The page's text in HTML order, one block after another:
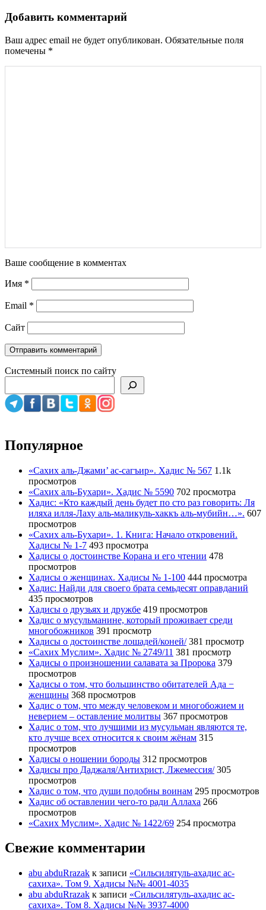
Добавить комментарий
Ваш адрес email не будет опубликован. Обязательные поля
помечены *
Ваше сообщение в комментах
Имя *
Email *
Сайт
Системный поиск по сайту
Популярное
«Сахих аль-Джами’ ас-сагъир». Хадис № 567 1.1k
просмотров
«Сахих аль-Бухари». Хадис № 5590 702 просмотра
Хадис: «Кто каждый день будет по сто раз говорить: Ля
иляха илля-Лаху аль-маликуль-хаккъ аль-мубийн…». 607
просмотров
«Сахих аль-Бухари». 1. Книга: Начало откровений.
Хадисы № 1-7 493 просмотра
Хадисы о достоинстве Корана и его чтении 478
просмотров
Хадисы о женщинах. Хадисы № 1-100 444 просмотра
Хадис: Найди для своего брата семьдесят оправданий
435 просмотров
Хадисы о друзьях и дружбе 419 просмотров
Хадис о мусульманине, который проживает среди
многобожников 391 просмотр
Хадисы о достоинстве лошадей/коней/ 381 просмотр
«Сахих Муслим». Хадис № 2749/11 381 просмотр
Хадисы о произношении салавата за Пророка 379
просмотров
Хадисы о том, что большинство обитателей Ада −
женщины 368 просмотров
Хадис о том, что между человеком и многобожием и
неверием – оставление молитвы 367 просмотров
Хадис о том, что лучшими из мусульман являются те,
кто лучше всех относится к своим жёнам 315
просмотров
Хадисы о ношении бороды 312 просмотров
Хадисы про Даджаля/Антихрист, Лжемессия/ 305
просмотров
Хадис о том, что души подобны воинам 295 просмотров
Хадис об оставлении чего-то ради Аллаха 266
просмотров
«Сахих Муслим». Хадис № 1422/69 254 просмотра
Свежие комментарии
abu abduRrazak к записи «Сильсилятуль-ахадис ас-
сахиха». Том 9. Хадисы №№ 4001-4035
abu abduRrazak к записи «Сильсилятуль-ахадис ас-
сахиха». Том 8. Хадисы №№ 3937-4000